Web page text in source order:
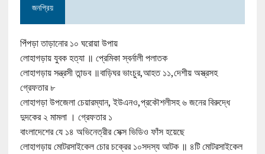
জনপ্রিয়
পিঁপড়া তাড়ানোর ১০ ঘরোয়া উপায়
লোহাগড়ায় যুবক হত্যা ॥ প্রেমিকা স্বর্নালী পলাতক
লোহাগড়ায় সন্ত্রসী তান্ডব ॥বাড়িঘর ভাংচুর,আহত ১১,দেশীয় অস্ত্রসহ
গ্রেফতার ৮
লোহাগড়া উপজেলা চেয়ারম্যান, ইউএনও,প্রকৌশলীসহ ৬ জনের বিরুদ্ধে
দুদকের ২ মামলা । গ্রেফতার ১
বাংলাদেশের যে ১৪ অভিনেত্রীর সেক্স ভিডিও ফাঁস হয়েছে
লোহাগড়ায় মোটরসাইকেল চোর চক্রের ১০সদস্য আটক ॥ ৪টি মোটরসাইকেল